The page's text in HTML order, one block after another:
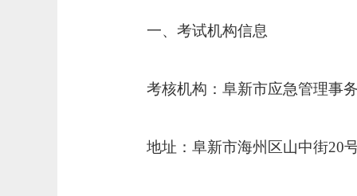
一、考试机构信息
考核机构：阜新市应急管理事
地址：阜新市海州区山中街20